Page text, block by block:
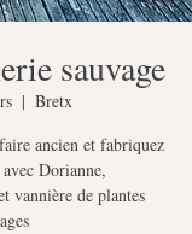
sauvage
  |
Bretx
ancien et fabriquez
Dorianne,
vannière de plantes